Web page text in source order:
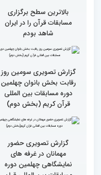
سطح مسابقات قرآنی در
استادم از دقت نمره دادن در
این مسابقات
بالاترین سطح برگزاری
مسابقات قرآن را در ایران
شاهد بودم